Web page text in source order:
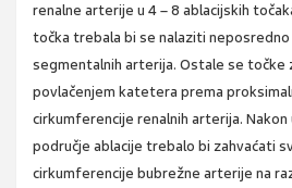
renalne arterije u 4 – 8 ablacijskih
točka trebala bi se nalaziti neposredno
segmentalnih arterija. Ostale se točke
povlačenjem katetera prema
cirkumferencije renalnih arterija.
područje ablacije trebalo bi zahvaćati
cirkumferencije bubrežne arterije na